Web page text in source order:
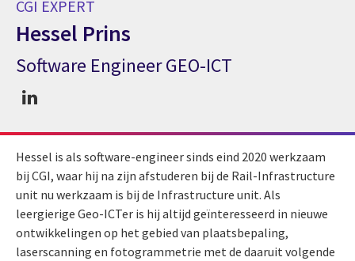
CGI EXPERT
Hessel Prins
CGI expert Hessel Prins
Software Engineer GEO-ICT
Hessel is als software-engineer sinds eind 2020 werkzaam
bij CGI, waar hij na zijn afstuderen bij de Rail-Infrastructure
unit nu werkzaam is bij de Infrastructure unit. Als
leergierige Geo-ICTer is hij altijd geïnteresseerd in nieuwe
ontwikkelingen op het gebied van plaatsbepaling,
laserscanning en fotogrammetrie met de daaruit volgende